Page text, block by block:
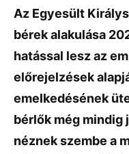
Az Egyesült
bérek alakulása
hatással lesz az
előrejelzések
emelkedésének
bérlők még mindig
néznek szembe a